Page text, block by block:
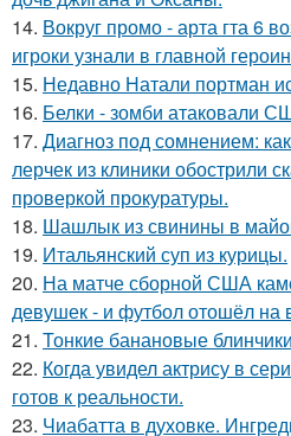
14. Вокруг промо - арта гта 6
игроки узнали в главной
15. Недавно Натали портман
16. Белки - зомби атаковали
17. Диагноз под сомнением:
лерчек из клиники обострили
проверкой прокуратуры.
18. Шашлык из свинины в
19. Итальянский суп из курицы.
20. На матче сборной США
девушек - и футбол отошёл на
21. Тонкие банановые
22. Когда увидел актрису в
готов к реальности.
23. Чиабатта в духовке.